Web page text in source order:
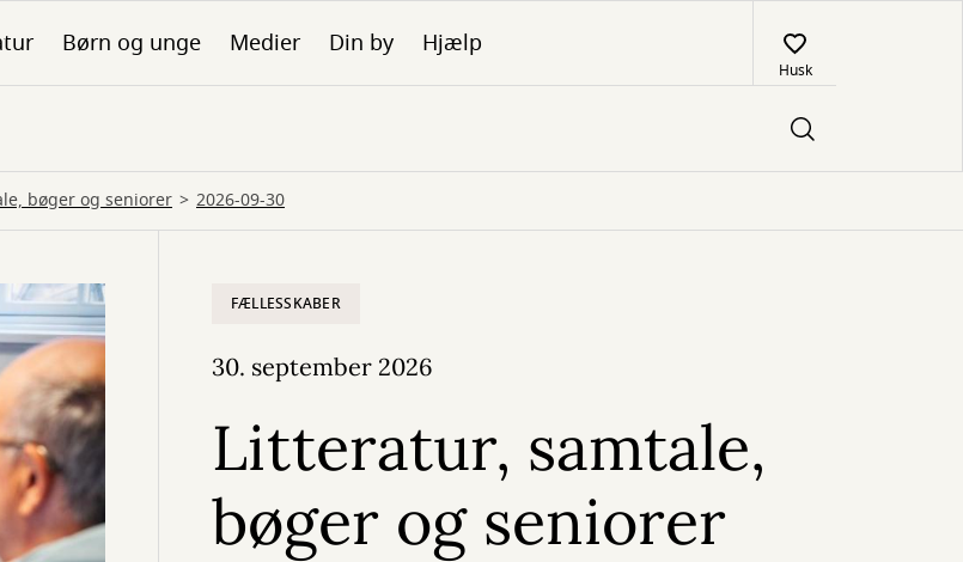
Børn og unge Medier Din by Hjælp
Husk
bøger og seniorer 2026-09-30
FÆLLESSKABER
30. september 2026
Litteratur, samtale,
bøger og seniorer